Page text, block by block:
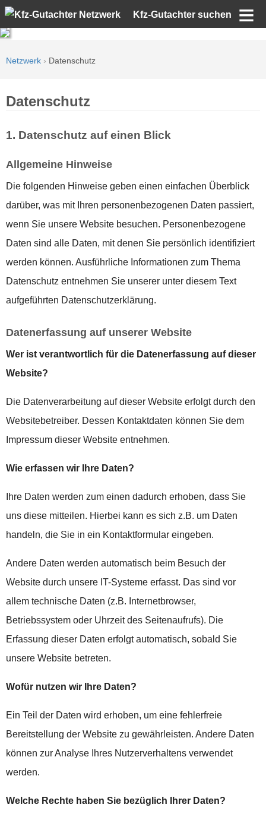
Kfz-Gutachter suchen
Netzwerk › Datenschutz
Datenschutz
1. Datenschutz auf einen Blick
Allgemeine Hinweise
Die folgenden Hinweise geben einen einfachen Überblick
darüber, was mit Ihren personenbezogenen Daten passiert,
wenn Sie unsere Website besuchen. Personenbezogene
Daten sind alle Daten, mit denen Sie persönlich identifiziert
werden können. Ausführliche Informationen zum Thema
Datenschutz entnehmen Sie unserer unter diesem Text
aufgeführten Datenschutzerklärung.
Datenerfassung auf unserer Website
Wer ist verantwortlich für die Datenerfassung auf dieser
Website?
Die Datenverarbeitung auf dieser Website erfolgt durch den
Websitebetreiber. Dessen Kontaktdaten können Sie dem
Impressum dieser Website entnehmen.
Wie erfassen wir Ihre Daten?
Ihre Daten werden zum einen dadurch erhoben, dass Sie
uns diese mitteilen. Hierbei kann es sich z.B. um Daten
handeln, die Sie in ein Kontaktformular eingeben.
Andere Daten werden automatisch beim Besuch der
Website durch unsere IT-Systeme erfasst. Das sind vor
allem technische Daten (z.B. Internetbrowser,
Betriebssystem oder Uhrzeit des Seitenaufrufs). Die
Erfassung dieser Daten erfolgt automatisch, sobald Sie
unsere Website betreten.
Wofür nutzen wir Ihre Daten?
Ein Teil der Daten wird erhoben, um eine fehlerfreie
Bereitstellung der Website zu gewährleisten. Andere Daten
können zur Analyse Ihres Nutzerverhaltens verwendet
werden.
Welche Rechte haben Sie bezüglich Ihrer Daten?